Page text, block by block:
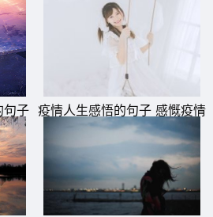
缩的躲藏痛快多了。
是那个勇敢的自己，那个遭受了
踌躇满志，敢爱敢恨的自己。
事不容易，越知道，每个人都有难
发表评论，或者瞧不起谁。这不是
柔地和这个世界相处。
句子 疫情人生感悟的句子 感慨疫情
的说说